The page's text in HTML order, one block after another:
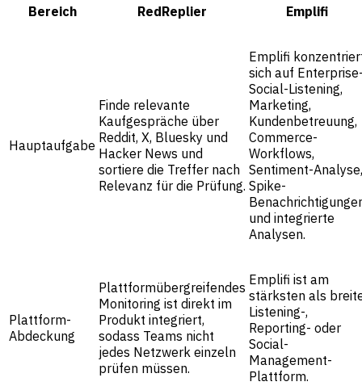
Bereich RedReplier Emplifi
Hauptaufgabe
Finde relevante
Kaufgespräche über
Reddit, X, Bluesky und
Hacker News und
sortiere die Treffer nach
Relevanz für die Prüfung.
Emplifi
sich auf
Social-Listening,
Marketing,
Kundenbetreuung,
Commerce-
Workflows,
Sentiment-Analyse,
Spike-
und integrierte
Analysen.
Plattform-
Abdeckung
Plattformübergreifendes
Monitoring ist direkt im
Produkt integriert,
sodass Teams nicht
jedes Netzwerk einzeln
prüfen müssen.
Emplifi ist am
stärksten als
Listening-,
Reporting- oder
Social-
Management-
Plattform.